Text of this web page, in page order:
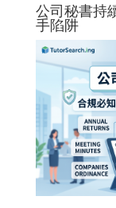
公司秘書持
手陷阱